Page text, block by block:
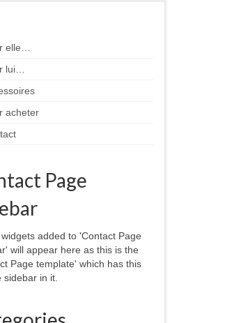
elle…
lui…
acheter
Page
added to 'Contact Page
will appear here as this is the
Page template' which has this
sidebar in it.